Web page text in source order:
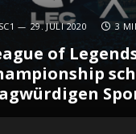
29. JULI 2020 3
of